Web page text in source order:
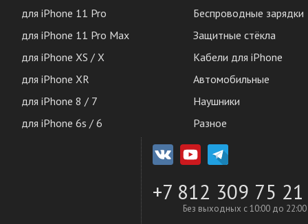
для iPhone 11 Pro
для iPhone 11 Pro Max
для iPhone XS / X
для iPhone XR
для iPhone 8 / 7
для iPhone 6s / 6
Беспроводные зарядки
Защитные стёкла
Кабели для iPhone
Автомобильные
Наушники
Разное
+7 812 309 75 21
Без выходных с 10:00 до 22:00